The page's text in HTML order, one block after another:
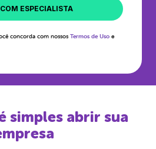
ESPECIALISTA
concorda com nossos Termos de Uso e
simples abrir sua